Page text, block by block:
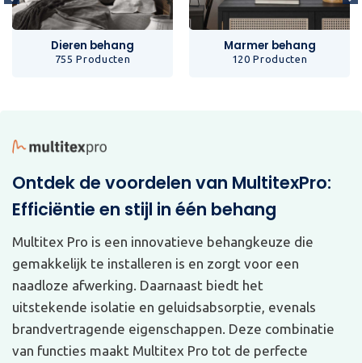
Dieren behang
755 Producten
Marmer behang
120 Producten
Ontdek de voordelen van MultitexPro:
Efficiëntie en stijl in één behang
Multitex Pro is een innovatieve behangkeuze die
gemakkelijk te installeren is en zorgt voor een
naadloze afwerking. Daarnaast biedt het
uitstekende isolatie en geluidsabsorptie, evenals
brandvertragende eigenschappen. Deze combinatie
van functies maakt Multitex Pro tot de perfecte